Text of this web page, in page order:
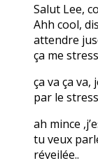
Salut Lee,
Ahh cool,
attendre
ça me
ça va ça
par le
ah mince
tu veux
réveilée..